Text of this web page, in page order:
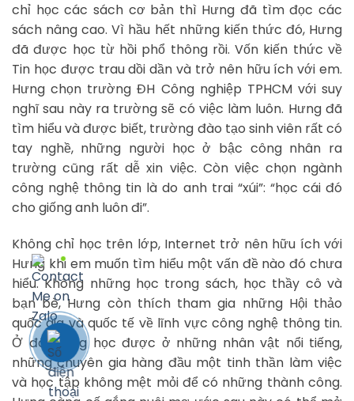
chỉ học các sách cơ bản thì Hưng đã tìm đọc các
sách nâng cao. Vì hầu hết những kiến thức đó, Hưng
đã được học từ hồi phổ thông rồi. Vốn kiến thức về
Tin học được trau dồi dần và trở nên hữu ích với em.
Hưng chọn trường ĐH Công nghiệp TPHCM với suy
nghĩ sau này ra trường sẽ có việc làm luôn. Hưng đã
tìm hiểu và được biết, trường đào tạo sinh viên rất có
tay nghề, những người học ở bậc công nhân ra
trường cũng rất dễ xin việc. Còn việc chọn ngành
công nghệ thông tin là do anh trai “xúi”: “học cái đó
cho giống anh luôn đi”.
Không chỉ học trên lớp, Internet trở nên hữu ích với
Hưng khi em muốn tìm hiểu một vấn đề nào đó chưa
hiểu. Không những học trong sách, học thầy cô và
bạn bè, Hưng còn thích tham gia những Hội thảo
quốc gia và quốc tế về lĩnh vực công nghệ thông tin.
Ở đó, Hưng học được ở những nhân vật nổi tiếng,
những chuyên gia hàng đầu một tinh thần làm việc
và học tập không mệt mỏi để có những thành công.